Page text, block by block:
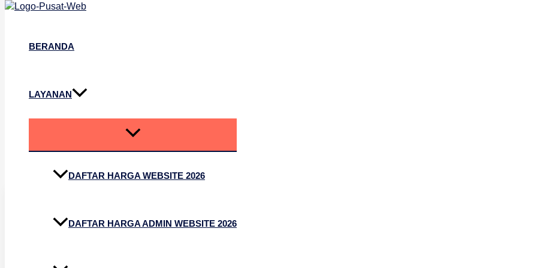
Lewati ke konten
BERANDA
LAYANAN
DAFTAR HARGA WEBSITE 2026
DAFTAR HARGA ADMIN WEBSITE 2026
Jasa Desain
Hosting Gratis